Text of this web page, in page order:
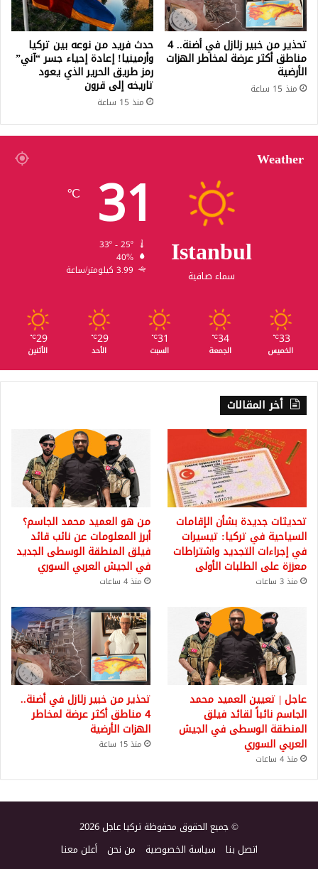
تحذير من خبير زلازل في أضنة.. 4
مناطق أكثر عرضة لمخاطر الهزات
الأرضية
منذ 15 ساعة
حدث فريد من نوعه بين تركيا
وأرمينيا! إعادة إحياء جسر “آني”
رمز طريق الحرير الذي يعود
تاريخه إلى قرون
منذ 15 ساعة
Weather
Istanbul
سماء صافية
31
℃
40%
3.99 كيلومتر/ساعة
33
℃
الخميس
34
℃
الجمعة
31
℃
السبت
29
℃
الأحد
29
℃
الأثنين
أخر المقالات
تحديثات جديدة بشأن الإقامات
السياحية في تركيا: تيسيرات
في إجراءات التجديد واشتراطات
معززة على الطلبات الأولى
منذ 3 ساعات
من هو العميد محمد الجاسم؟
أبرز المعلومات عن نائب قائد
فيلق المنطقة الوسطى الجديد
في الجيش العربي السوري
منذ 4 ساعات
عاجل | تعيين العميد محمد
الجاسم نائباً لقائد فيلق
المنطقة الوسطى في الجيش
العربي السوري
منذ 4 ساعات
تحذير من خبير زلازل في أضنة..
4 مناطق أكثر عرضة لمخاطر
الهزات الأرضية
منذ 15 ساعة
© جميع الحقوق محفوظة تركيا عاجل 2026
اتصل بنا سياسة الخصوصية من نحن أعلن معنا